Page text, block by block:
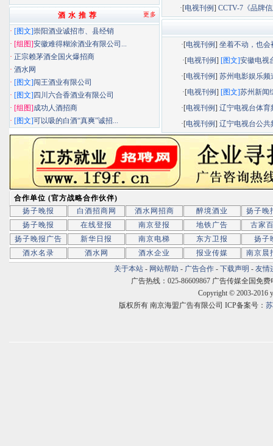
·[电视刊例] CCTV-7《品牌
·[电视刊例]坐着不动，也会
·[电视刊例] [图文]安徽电视
·[电视刊例]苏州电影娱乐频
·[电视刊例] [图文]苏州新闻
·[电视刊例]辽宁电视台体育
·[电视刊例]辽宁电视台公共
更多
酒 水 推 荐
· [图文]崇阳酒业诚招市、县经销
· [组图]安徽难得糊涂酒业有限公司...
· 正宗赖茅酒全国火爆招商
· 酒水网
· [图文]闯王酒业有限公司
· [图文] 四川六合香酒业有限公司
· [组图]成功人酒招商
· [图文]可以吸的白酒“真爽”诚招...
合作单位 (官方战略合作伙伴)
扬子晚报
白酒招商网 酒水网招商 醉境酒业
扬子晚
扬子晚报
在线登报 南京登报 地铁广告
古家
扬子晚报广告
新华日报 南京电梯 东方卫报
扬子
酒水名录
酒水网 酒水企业 报业传媒
南京晨
关于本站 - 网站帮助 - 广告合作 - 下载声明 - 友情
广告热线：025-86609867 广告传媒全国免费
Copyright © 2003-2016
版权所有 南京海盟广告有限公司 ICP备案号：